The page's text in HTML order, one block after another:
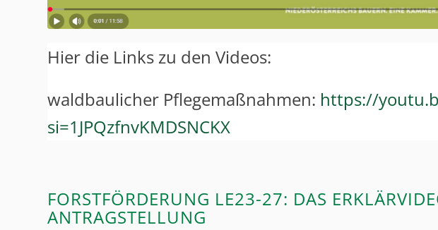
Hier die Links zu den Videos:
waldbaulicher Pflegemaßnahmen: https://
si=1JPQzfnvKMDSNCKX
FORSTFÖRDERUNG LE23-27: DAS
ANTRAGSTELLUNG